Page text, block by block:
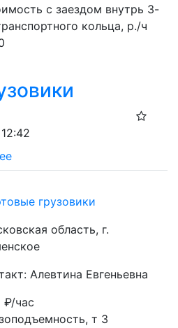
с заездом внутрь 3-
кольца, р./ч
грузовики
область, г.
Алевтина Евгеньевна
₽/час
т 3